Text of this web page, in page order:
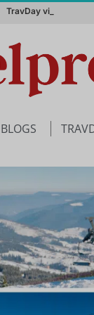
TravDay viert vijfjarig
Beyond Borders
BLOGS